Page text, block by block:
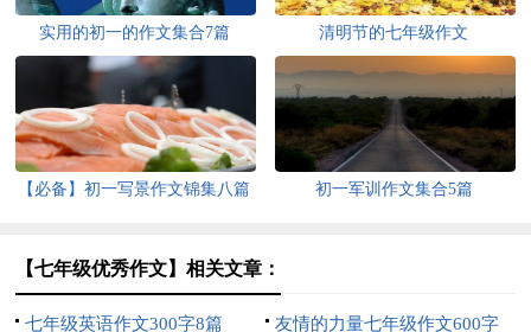
实用的初一的作文集合7篇 清明节的七年级作文
【必备】初一写景作文锦集八篇 初一军训作文集合5篇
【七年级优秀作文】相关文章：
七年级英语作文300字8篇 友情的力量七年级作文600字